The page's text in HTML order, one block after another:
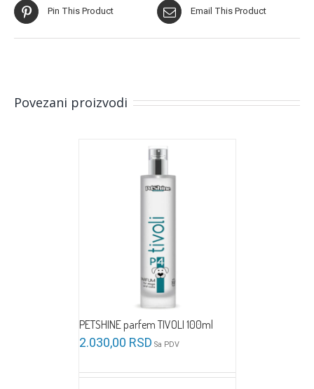
Pin This Product Email This Product
Povezani proizvodi
PETSHINE parfem TIVOLI 100ml
2.030,00 RSD Sa PDV